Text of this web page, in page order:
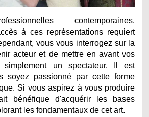
contemporaines.
à ces représentations requiert
vous vous interrogez sur la
acteur et de mettre en avant vos
un spectateur. Il est
soyez passionné par cette forme
Si vous aspirez à vous produire
bénéfique d'acquérir les bases
les fondamentaux de cet art.